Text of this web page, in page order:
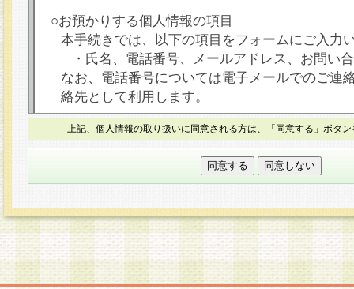
○お預かりする個人情報の項目
本手続きでは、以下の項目をフォームにご入力
・氏名、電話番号、メールアドレス、お問い
なお、電話番号については電子メールでのご連
絡先として利用します。
○本人が容易に認識できない方法による個人情報
本フォームでは、セッション管理のためCookie
○個人情報の第三者提供について
力いただく個人情報は第三者に提供しません。
○個人情報の委託について
個人情報の取り扱いを外部に委託する場合は、
情報管理基準を満たす企業を選定して委託を行
上記、個人情報の取り扱いに同意される方は、「同意する」ボタ